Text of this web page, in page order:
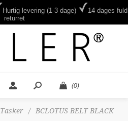
Hurtig levering (1-3 dage)
14 dages fuld
returret
(0)
Tasker / BCLOTUS BELT BLACK